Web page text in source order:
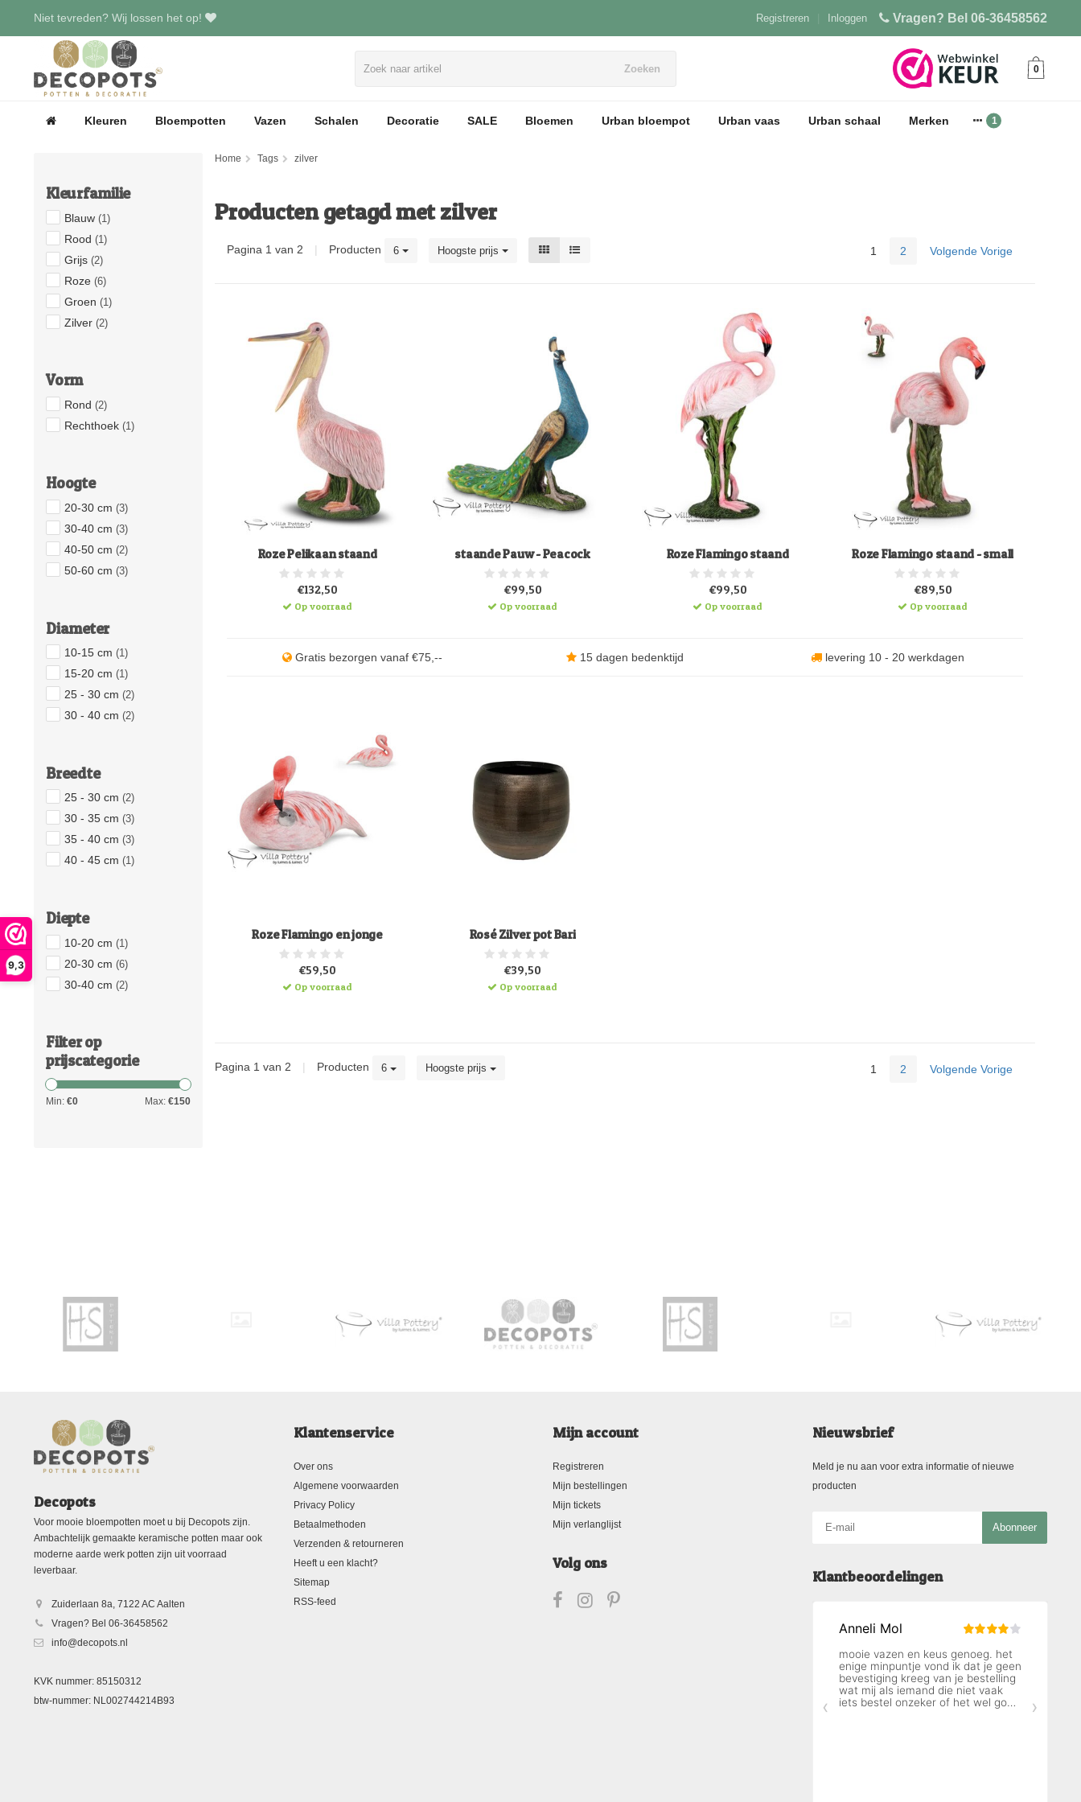
9,3
Niet tevreden? Wij lossen het op! Vragen? Bel 06-36458562
Inloggen
Registreren
Zoeken 0
Kleuren Bloempotten Vazen Schalen Decoratie SALE Bloemen Urban bloempot Urban vaas Urban schaal Merken
Kleurfamilie
Blauw (1)
Rood (1)
Grijs (2)
Roze (6)
Groen (1)
Zilver (2)
Vorm
Rond (2)
Rechthoek (1)
Hoogte
20-30 cm (3)
30-40 cm (3)
40-50 cm (2)
50-60 cm (3)
Diameter
10-15 cm (1)
15-20 cm (1)
25 - 30 cm (2)
30 - 40 cm (2)
Breedte
25 - 30 cm (2)
30 - 35 cm (3)
35 - 40 cm (3)
40 - 45 cm (1)
Diepte
10-20 cm (1)
20-30 cm (6)
30-40 cm (2)
Filter op
prijscategorie
Min: €0 Max: €150
Home Tags zilver
Producten getagd met zilver
Pagina 1 van 2 | Producten 6 Hoogste prijs 1 2 Volgende Vorige
Roze Pelikaan staand
€132,50
Op voorraad
staande Pauw - Peacock
€99,50
Op voorraad
Roze Flamingo staand
€99,50
Op voorraad
Roze Flamingo staand - small
€89,50
Op voorraad
Gratis bezorgen vanaf €75,-- 15 dagen bedenktijd levering 10 - 20 werkdagen
Roze Flamingo en jonge
€59,50
Op voorraad
Rosé Zilver pot Bari
€39,50
Op voorraad
Pagina 1 van 2 | Producten 6 Hoogste prijs 1 2 Volgende Vorige
Decopots
Voor mooie bloempotten moet u bij Decopots zijn.
Ambachtelijk gemaakte keramische potten maar ook
moderne aarde werk potten zijn uit voorraad
leverbaar.
Zuiderlaan 8a, 7122 AC Aalten
Vragen? Bel 06-36458562
info@decopots.nl
KVK nummer: 85150312
btw-nummer: NL002744214B93
Klantenservice
Over ons
Algemene voorwaarden
Privacy Policy
Betaalmethoden
Verzenden & retourneren
Heeft u een klacht?
Sitemap
RSS-feed
Mijn account
Registreren
Mijn bestellingen
Mijn tickets
Mijn verlanglijst
Volg ons
Nieuwsbrief
Meld je nu aan voor extra informatie of nieuwe
producten
Abonneer
Klantbeoordelingen